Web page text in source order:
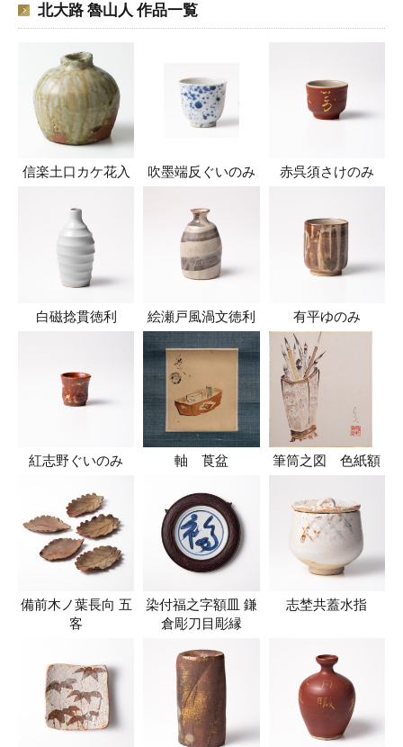
北大路 魯山人 作品一覧
信楽土口カケ花入 吹墨端反ぐいのみ 赤呉須さけのみ
白磁捻貫徳利 絵瀬戸風渦文徳利 有平ゆのみ
紅志野ぐいのみ 軸 莨盆 筆筒之図 色紙額
備前木ノ葉長向 五
客
染付福之字額皿 鎌
倉彫刀目彫縁
志埜共蓋水指